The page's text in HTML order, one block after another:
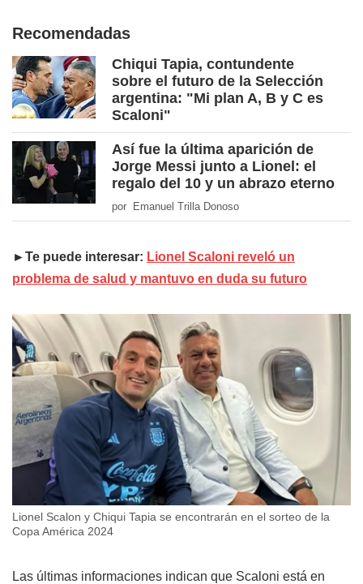
Recomendadas
Chiqui Tapia, contundente
sobre el futuro de la Selección
argentina: "Mi plan A, B y C es
Scaloni"
Así fue la última aparición de
Jorge Messi junto a Lionel: el
regalo del 10 y un abrazo eterno
por Emanuel Trilla Donoso
►Te puede interesar: Lionel Scaloni reveló un
problema de salud y mantuvo en duda su futuro
Lionel Scalon y Chiqui Tapia se encontrarán en el sorteo de la
Copa América 2024
Las últimas informaciones indican que Scaloni está en